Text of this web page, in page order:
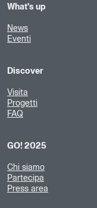
What's up
News
Eventi
Discover
Visita
Progetti
FAQ
GO! 2025
Chi siamo
Partecipa
Press area